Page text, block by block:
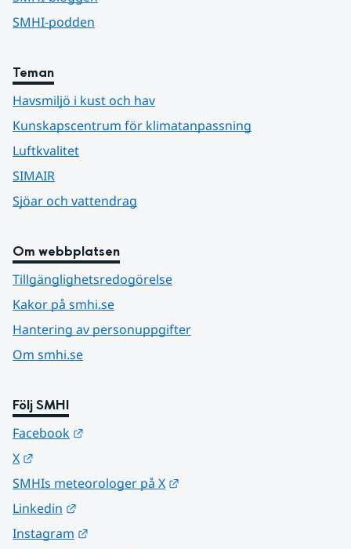
SMHI-podden
Teman
Havsmiljö i kust och hav
Kunskapscentrum för klimatanpassning
Luftkvalitet
SIMAIR
Sjöar och vattendrag
Om webbplatsen
Tillgänglighetsredogörelse
Kakor på smhi.se
Hantering av personuppgifter
Om smhi.se
Följ SMHI
Facebook
X
SMHIs meteorologer på X
Linkedin
Instagram